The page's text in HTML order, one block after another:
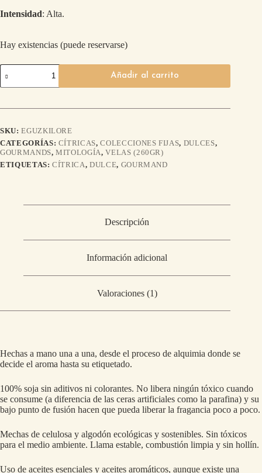
Intensidad: Alta.
Hay existencias (puede reservarse)
Añadir al carrito
SKU:EGUZKILORE
CATEGORÍAS: CÍTRICAS,COLECCIONES FIJAS, DULCES,
GOURMANDS,MITOLOGÍA,VELAS (260GR)
ETIQUETAS:CÍTRICA,DULCE, GOURMAND
Descripción
Información adicional
Valoraciones (1)
Hechas a mano una a una, desde el proceso de alquimia donde se
decide el aroma hasta su etiquetado.
100% soja sin aditivos ni colorantes. No libera ningún tóxico cuando
se consume (a diferencia de las ceras artificiales como la parafina) y su
bajo punto de fusión hacen que pueda liberar la fragancia poco a poco.
Mechas de celulosa y algodón ecológicas y sostenibles. Sin tóxicos
para el medio ambiente. Llama estable, combustión limpia y sin hollín.
Uso de aceites esenciales y aceites aromáticos, aunque existe una